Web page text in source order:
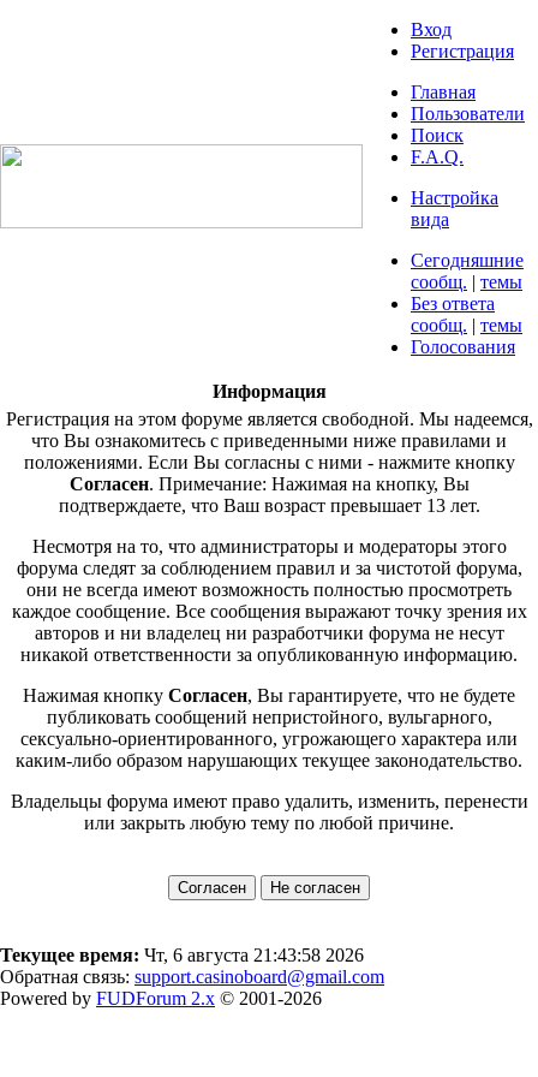
Вход
Регистрация
Главная
Пользователи
Поиск
F.A.Q.
Настройка
вида
Сегодняшние
сообщ. | темы
Без ответа
сообщ. | темы
Голосования
Информация
Регистрация на этом форуме является свободной. Мы надеемся,
что Вы ознакомитесь с приведенными ниже правилами и
положениями. Если Вы согласны с ними - нажмите кнопку
Согласен. Примечание: Нажимая на кнопку, Вы
подтверждаете, что Ваш возраст превышает 13 лет.
Несмотря на то, что администраторы и модераторы этого
форума следят за соблюдением правил и за чистотой форума,
они не всегда имеют возможность полностью просмотреть
каждое сообщение. Все сообщения выражают точку зрения их
авторов и ни владелец ни разработчики форума не несут
никакой ответственности за опубликованную информацию.
Нажимая кнопку Согласен, Вы гарантируете, что не будете
публиковать сообщений непристойного, вульгарного,
сексуально-ориентированного, угрожающего характера или
каким-либо образом нарушающих текущее законодательство.
Владельцы форума имеют право удалить, изменить, перенести
или закрыть любую тему по любой причине.
Текущее время: Чт, 6 августа 21:43:58 2026
Обратная связь: support.casinoboard@gmail.com
Powered by FUDForum 2.x © 2001-2026